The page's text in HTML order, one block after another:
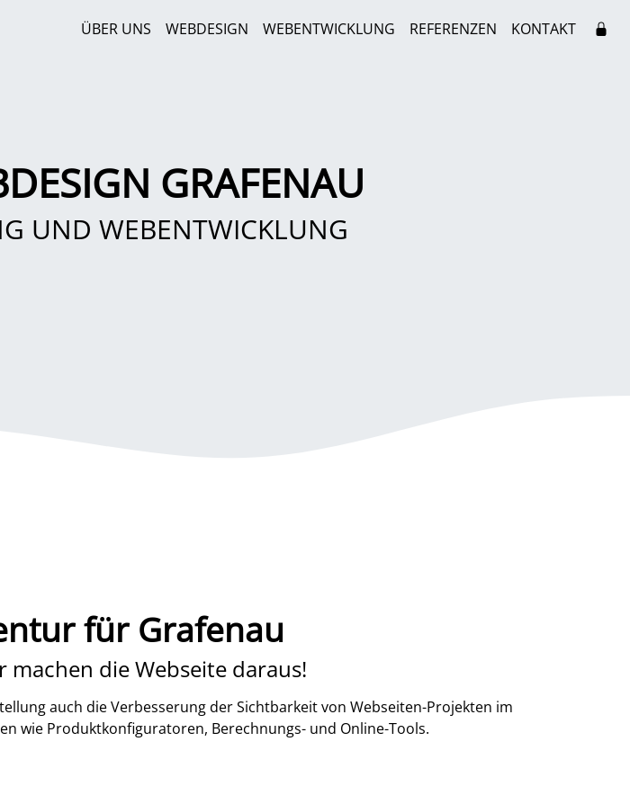
ÜBER UNS WEBDESIGN WEBENTWICKLUNG REFERENZEN KONTAKT
GRAFENAU
UND WEBENTWICKLUNG
für Grafenau
machen die Webseite daraus!
auch die Verbesserung der Sichtbarkeit von Webseiten-Projekten im
wie Produktkonfiguratoren, Berechnungs- und Online-Tools.